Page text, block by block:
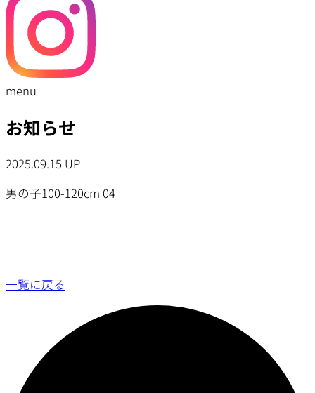
menu
お知らせ
2025.09.15 UP
男の子100-120cm 04
一覧に戻る